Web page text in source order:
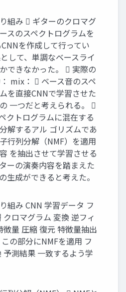
組み  ギターのクロマグ
スのスペクトログラムを
を作成して行ってい
して、単調なベースライ
できなかった。  実際の
mix：  ベース音のスペ
を直接CNNで学習させた
一つだと考えられる。 
クトログラムに混在する
解するアル ゴリズムであ
行列分解（NMF）を適用
を抽出させて学習させる
ーの演奏内容を踏まえた
生成ができると考えた。
組み CNN 学習データ フ
クロマグラム 変換 逆フィ
徴量 圧縮 復元 特徴量抽出
の部分にNMFを適用 フ
予測結果 一致するよう学